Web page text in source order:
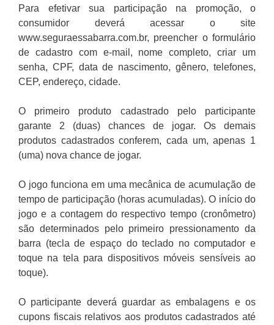
Para efetivar sua participação na promoção, o
consumidor deverá acessar o site
www.seguraessabarra.com.br, preencher o formulário
de cadastro com e-mail, nome completo, criar um
senha, CPF, data de nascimento, gênero, telefones,
CEP, endereço, cidade.
O primeiro produto cadastrado pelo participante
garante 2 (duas) chances de jogar. Os demais
produtos cadastrados conferem, cada um, apenas 1
(uma) nova chance de jogar.
O jogo funciona em uma mecânica de acumulação de
tempo de participação (horas acumuladas). O início do
jogo e a contagem do respectivo tempo (cronômetro)
são determinados pelo primeiro pressionamento da
barra (tecla de espaço do teclado no computador e
toque na tela para dispositivos móveis sensíveis ao
toque).
O participante deverá guardar as embalagens e os
cupons fiscais relativos aos produtos cadastrados até